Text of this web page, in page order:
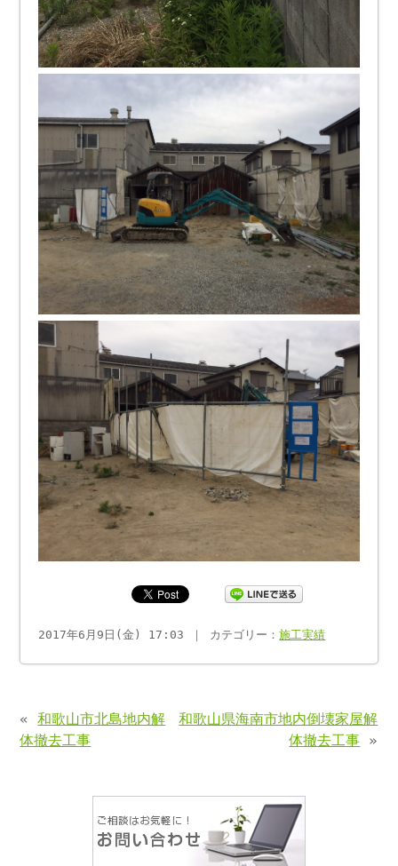
2017年6月9日(金) 17:03 ｜ カテゴリー：施工実績
«和歌山市北島地内解
体撤去工事
和歌山県海南市地内倒壊家屋解
体撤去工事 »